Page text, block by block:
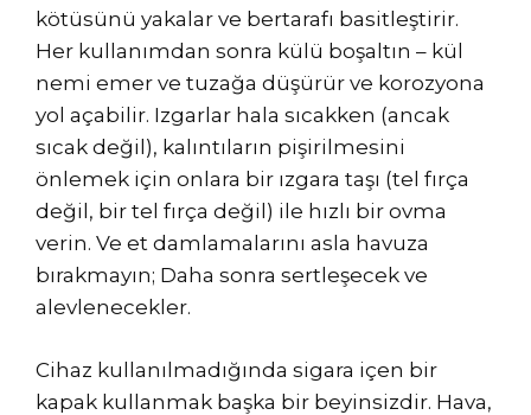
kötüsünü yakalar ve bertarafı basitleştirir.
Her kullanımdan sonra külü boşaltın – kül
nemi emer ve tuzağa düşürür ve korozyona
yol açabilir. Izgarlar hala sıcakken (ancak
sıcak değil), kalıntıların pişirilmesini
önlemek için onlara bir ızgara taşı (tel fırça
değil, bir tel fırça değil) ile hızlı bir ovma
verin. Ve et damlamalarını asla havuza
bırakmayın; Daha sonra sertleşecek ve
alevlenecekler.
Cihaz kullanılmadığında sigara içen bir
kapak kullanmak başka bir beyinsizdir. Hava,